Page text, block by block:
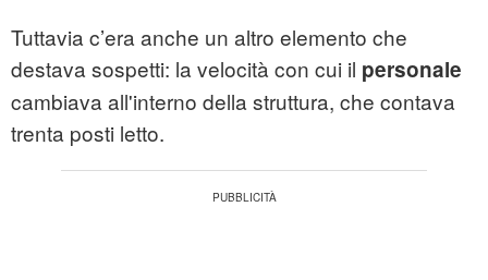
Tuttavia c’era anche un altro elemento che
destava sospetti: la velocità con cui il personale
cambiava all'interno della struttura, che contava
trenta posti letto.